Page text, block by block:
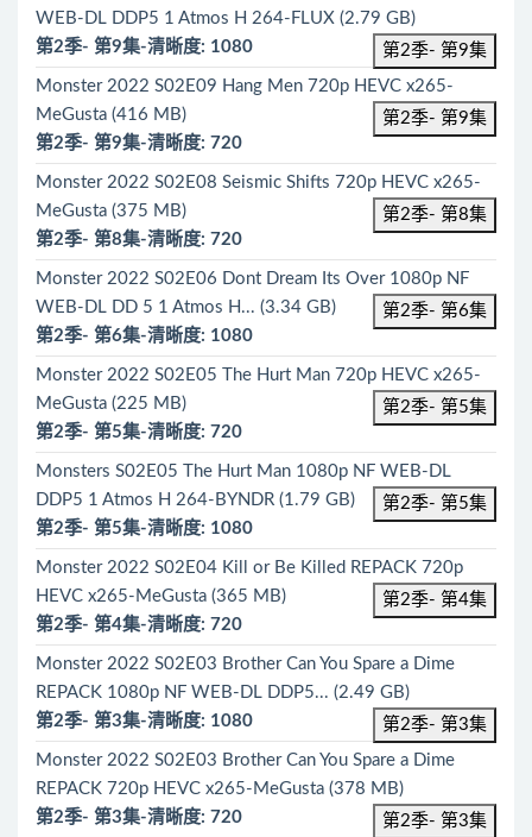
WEB-DL DDP5 1 Atmos H 264-FLUX (2.79 GB)
第2季- 第9集
第2季- 第9集-清晰度: 1080
Monster 2022 S02E09 Hang Men 720p HEVC x265-
MeGusta (416 MB)
第2季- 第9集
第2季- 第9集-清晰度: 720
Monster 2022 S02E08 Seismic Shifts 720p HEVC x265-
MeGusta (375 MB)
第2季- 第8集
第2季- 第8集-清晰度: 720
Monster 2022 S02E06 Dont Dream Its Over 1080p NF
WEB-DL DD 5 1 Atmos H... (3.34 GB)
第2季- 第6集
第2季- 第6集-清晰度: 1080
Monster 2022 S02E05 The Hurt Man 720p HEVC x265-
MeGusta (225 MB)
第2季- 第5集
第2季- 第5集-清晰度: 720
Monsters S02E05 The Hurt Man 1080p NF WEB-DL
DDP5 1 Atmos H 264-BYNDR (1.79 GB)
第2季- 第5集
第2季- 第5集-清晰度: 1080
Monster 2022 S02E04 Kill or Be Killed REPACK 720p
HEVC x265-MeGusta (365 MB)
第2季- 第4集
第2季- 第4集-清晰度: 720
Monster 2022 S02E03 Brother Can You Spare a Dime
REPACK 1080p NF WEB-DL DDP5... (2.49 GB)
第2季- 第3集
第2季- 第3集-清晰度: 1080
Monster 2022 S02E03 Brother Can You Spare a Dime
REPACK 720p HEVC x265-MeGusta (378 MB)
第2季- 第3集
第2季- 第3集-清晰度: 720